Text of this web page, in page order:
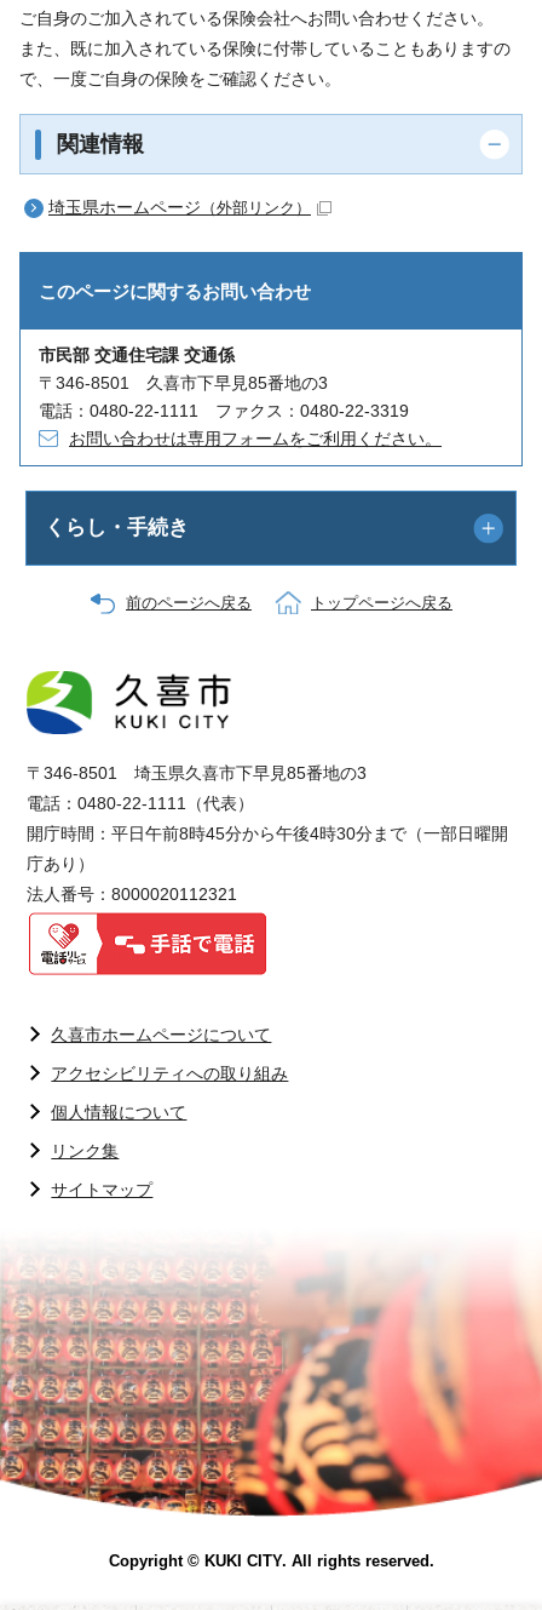
ご自身のご加入されている保険会社へお問い合わせください。
また、既に加入されている保険に付帯していることもありますの
で、一度ご自身の保険をご確認ください。
関連情報
埼玉県ホームページ （外部リンク）
このページに関するお問い合わせ
市民部 交通住宅課 交通係
〒346-8501 久喜市下早見85番地の3
電話：0480-22-1111 ファクス：0480-22-3319
お問い合わせは専用フォームをご利用ください。
くらし・手続き
前のページへ戻る トップページへ戻る
〒346-8501 埼玉県久喜市下早見85番地の3
電話：0480-22-1111（代表）
開庁時間：平日午前8時45分から午後4時30分まで（一部日曜開
庁あり）
法人番号：8000020112321
久喜市ホームページについて
アクセシビリティへの取り組み
個人情報について
リンク集
サイトマップ
Copyright © KUKI CITY. All rights reserved.